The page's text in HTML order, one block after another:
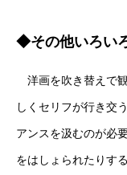
◆その他いろい
洋画を吹き替えで
しくセリフが行き交
アンスを汲むのが必
をはしょられたりす